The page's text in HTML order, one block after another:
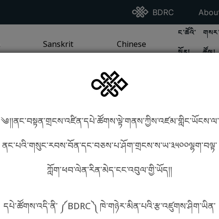
Go To BDRC
BDRC Go
/ SEA TRADITIONPAGE
GO TOSANSKRIT TRADITION
Sanskrit
GO TOCHINESE TRADITION
Chinese
GO TO
ང་ཚོའི་
སྐོར།
GO
ཚོལ།
༄།།ནང་བསྟན་གྲངས་འཛིན་དཔེ་ཚོགས་ལྟེ་གནས་ཀྱིས་འཛམ་གླིང་ཡོངས་ལ་
ནང་པའི་གསུང་རབས་བོན་དང་བཅས་པ་ཤོག་གྲངས་ས་ཡ་༣༥༠༠ལྷག་བལྟ་
ཀློག་ཕབ་ལེན་རིན་མེད་ངང་འབུལ་གྱི་ཡོད།།
དཔེ་ཚོགས་འདི་ནི་ ༼BDRC༽ ཁེ་གཉེར་མིན་པའི་རྩ་འཛུགས་ཤིག་ཡིན་
phonetics! How to find things?